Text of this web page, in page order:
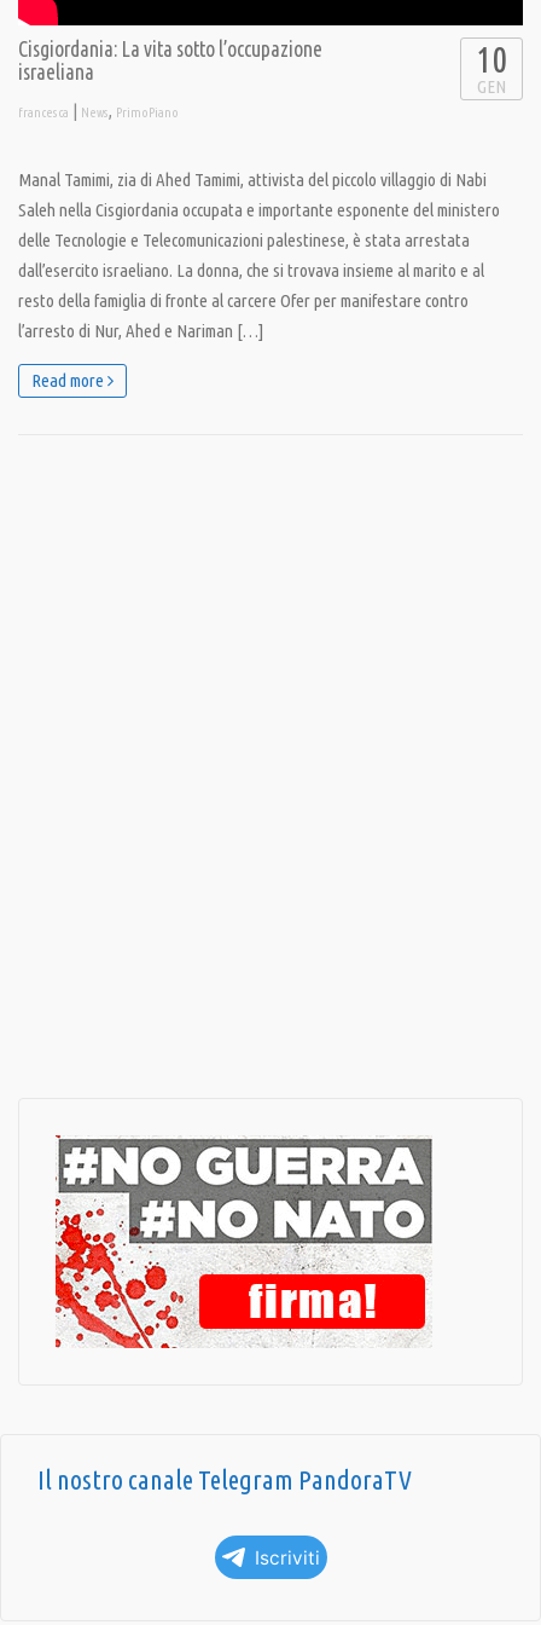
Cisgiordania: La vita sotto l’occupazione
israeliana
francesca | News, PrimoPiano
10
GEN
Manal Tamimi, zia di Ahed Tamimi, attivista del piccolo villaggio di Nabi
Saleh nella Cisgiordania occupata e importante esponente del ministero
delle Tecnologie e Telecomunicazioni palestinese, è stata arrestata
dall’esercito israeliano. La donna, che si trovava insieme al marito e al
resto della famiglia di fronte al carcere Ofer per manifestare contro
l’arresto di Nur, Ahed e Nariman […]
Read more
Il nostro canale Telegram PandoraTV
Iscriviti